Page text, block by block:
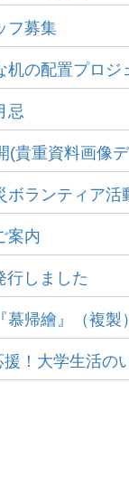
フ募集
机の配置プロ
忌
(貴重資料画像
ランティア
案内
行しました
慕帰繪』（複製）
！大学生活の